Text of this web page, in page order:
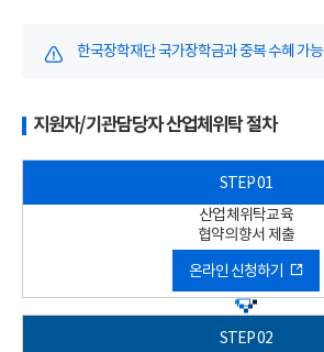
한국장학재단 국가장학금과 중복 수혜 가능
지원자/기관담당자 산업체위탁 절차
산업체위탁교육
협약의향서 제출
온라인 신청하기